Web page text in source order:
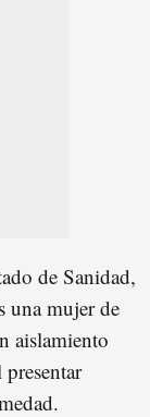
de Sanidad,
una mujer de
aislamiento